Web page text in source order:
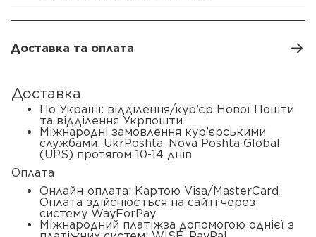
Доставка та оплата
Доставка
По Україні: відділення/кур’єр Нової Пошти
та відділення Укрпошти
Міжнародні замовлення кур’єрськими
службами: UkrPoshta, Nova Poshta Global
(UPS) протягом 10-14 днів
Оплата
Онлайн-оплата: Картою Visa/MasterCard
Оплата здійснюється на сайті через
систему WayForPay
Міжнародний платіжза допомогою однієї з